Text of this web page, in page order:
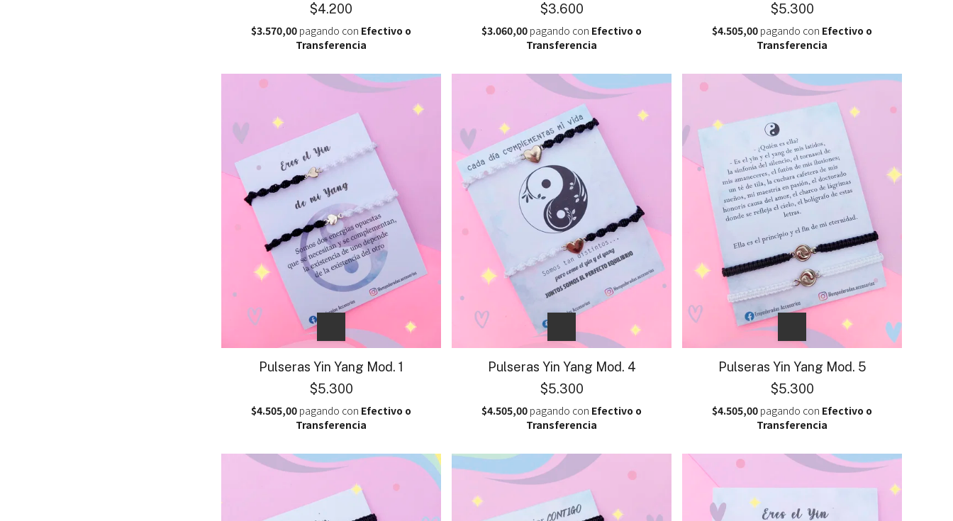
$4.200
$3.570,00 pagando con Efectivo o
Transferencia
$3.600
$3.060,00 pagando con Efectivo o
Transferencia
$5.300
$4.505,00 pagando con Efectivo o
Transferencia
Pulseras Yin Yang Mod. 1
$5.300
$4.505,00 pagando con Efectivo o
Transferencia
Pulseras Yin Yang Mod. 4
$5.300
$4.505,00 pagando con Efectivo o
Transferencia
Pulseras Yin Yang Mod. 5
$5.300
$4.505,00 pagando con Efectivo o
Transferencia